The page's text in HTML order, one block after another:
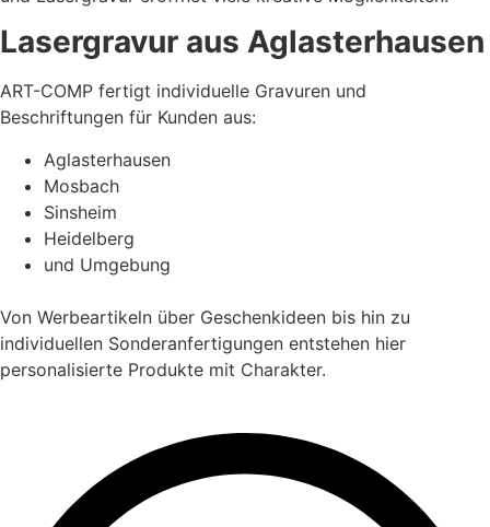
Lasergravur aus Aglasterhausen
ART-COMP fertigt individuelle Gravuren und
Beschriftungen für Kunden aus:
Aglasterhausen
Mosbach
Sinsheim
Heidelberg
und Umgebung
Von Werbeartikeln über Geschenkideen bis hin zu
individuellen Sonderanfertigungen entstehen hier
personalisierte Produkte mit Charakter.